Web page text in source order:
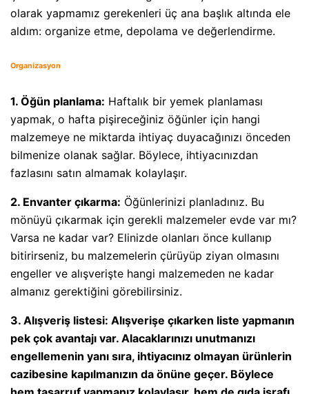
olarak yapmamız gerekenleri üç ana başlık altında ele
aldım: organize etme, depolama ve değerlendirme.
Organizasyon
1. Öğün planlama: Haftalık bir yemek planlaması
yapmak, o hafta pişireceğiniz öğünler için hangi
malzemeye ne miktarda ihtiyaç duyacağınızı önceden
bilmenize olanak sağlar. Böylece, ihtiyacınızdan
fazlasını satın almamak kolaylaşır.
2. Envanter çıkarma: Öğünlerinizi planladınız. Bu
mönüyü çıkarmak için gerekli malzemeler evde var mı?
Varsa ne kadar var? Elinizde olanları önce kullanıp
bitirirseniz, bu malzemelerin çürüyüp ziyan olmasını
engeller ve alışverişte hangi malzemeden ne kadar
almanız gerektiğini görebilirsiniz.
3. Alışveriş listesi: Alışverişe çıkarken liste yapmanın
pek çok avantajı var. Alacaklarınızı unutmanızı
engellemenin yanı sıra, ihtiyacınız olmayan ürünlerin
cazibesine kapılmanızın da önüne geçer. Böylece